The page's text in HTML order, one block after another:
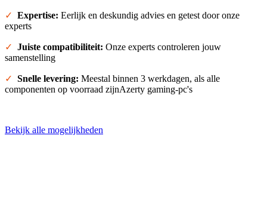
✓ Expertise: Eerlijk en deskundig advies en getest door onze
experts
✓ Juiste compatibiliteit: Onze experts controleren jouw
samenstelling
✓ Snelle levering: Meestal binnen 3 werkdagen, als alle
componenten op voorraad zijnAzerty gaming-pc's
Bekijk alle mogelijkheden